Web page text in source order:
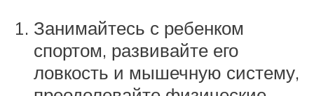
Занимайтесь с ребенком
спортом, развивайте его
ловкость и мышечную систему,